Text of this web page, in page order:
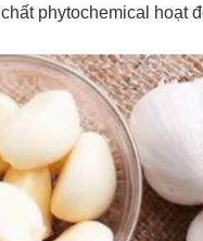
phytochemical